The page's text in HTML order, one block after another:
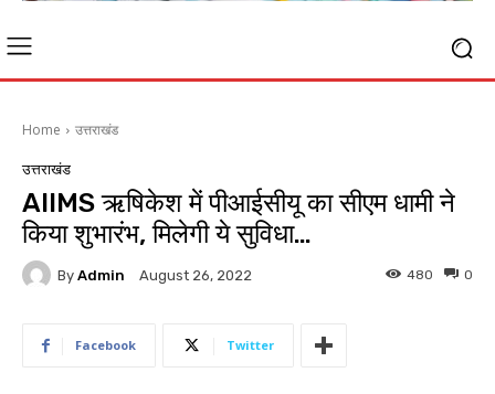
Home उत्तराखंड
उत्तराखंड
AIIMS ऋषिकेश में पीआईसीयू का सीएम धामी ने
किया शुभारंभ, मिलेगी ये सुविधा…
By Admin August 26, 2022 0
480
Facebook Twitter